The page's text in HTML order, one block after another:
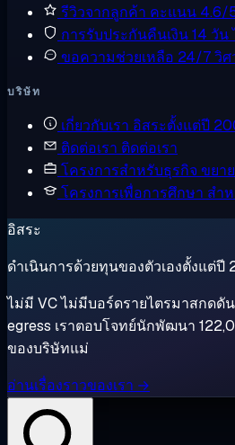
รีวิวจากลูกค้า คะแนน 4.6/
การรับประกันคืนเงิน14 วัน
ขอความช่วยเหลือ 24/7 วิศ
บริษัท
เกี่ยวกับเรา อิสระตั้งแต่ปี
ติดต่อเรา ติดต่อเรา
โครงการสำหรับธุรกิจ ขยา
โครงการเพื่อการศึกษา สำ
อิสระ
ดำเนินการด้วยทุนของตัวเองตั้งแต่ปี
ไม่มี VC ไม่มีบอร์ดรายไตรมาสกดดั
egress เราตอบโจทย์นักพัฒนา
ของบริษัทแม่
อ่านเรื่องราวของเรา →